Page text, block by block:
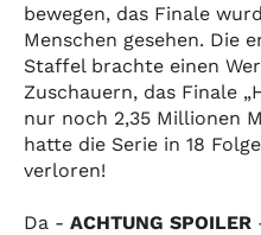
bewegen, das Finale
Menschen gesehen. Die
Staffel brachte einen
Zuschauern, das Finale
nur noch 2,35 Millionen
hatte die Serie in 18
verloren!
Da - ACHTUNG SPOILER